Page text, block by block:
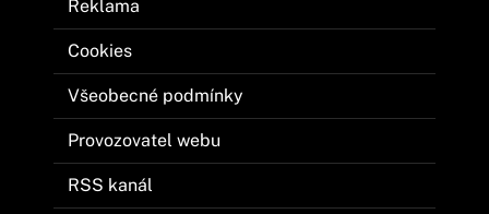
Reklama
Cookies
Všeobecné podmínky
Provozovatel webu
RSS kanál